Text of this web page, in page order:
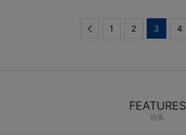
Previous
1 2 3 4
FEATURES
特集